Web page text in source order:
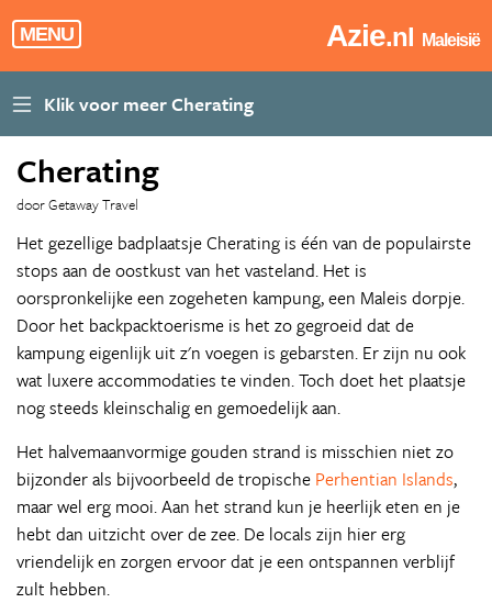
MENU Azie.nl Maleisië
Cherating
door Getaway Travel
Het gezellige badplaatsje Cherating is één van de populairste
stops aan de oostkust van het vasteland. Het is
oorspronkelijke een zogeheten kampung, een Maleis dorpje.
Door het backpacktoerisme is het zo gegroeid dat de
kampung eigenlijk uit z'n voegen is gebarsten. Er zijn nu ook
wat luxere accommodaties te vinden. Toch doet het plaatsje
nog steeds kleinschalig en gemoedelijk aan.
Het halvemaanvormige gouden strand is misschien niet zo
bijzonder als bijvoorbeeld de tropische Perhentian Islands,
maar wel erg mooi. Aan het strand kun je heerlijk eten en je
hebt dan uitzicht over de zee. De locals zijn hier erg
vriendelijk en zorgen ervoor dat je een ontspannen verblijf
zult hebben.